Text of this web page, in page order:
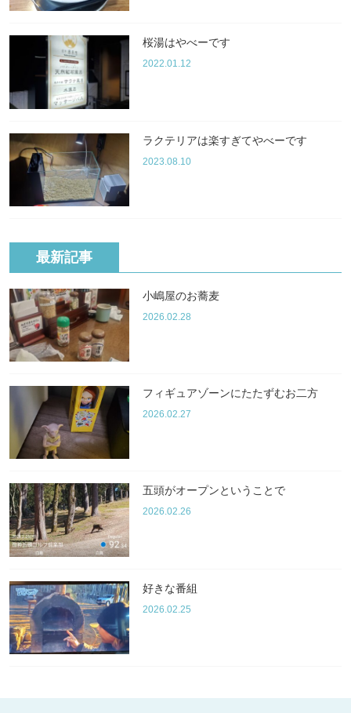
桜湯はやべーです
2022.01.12
ラクテリアは楽すぎてやべーです
2023.08.10
最新記事
小嶋屋のお蕎麦
2026.02.28
フィギュアゾーンにたたずむお二方
2026.02.27
五頭がオープンということで
2026.02.26
好きな番組
2026.02.25